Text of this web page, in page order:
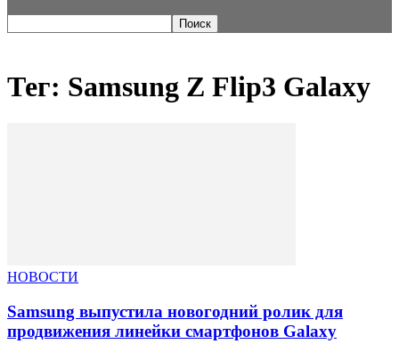
Тег: Samsung Z Flip3 Galaxy
НОВОСТИ
Samsung выпустила новогодний ролик для
продвижения линейки смартфонов Galaxy